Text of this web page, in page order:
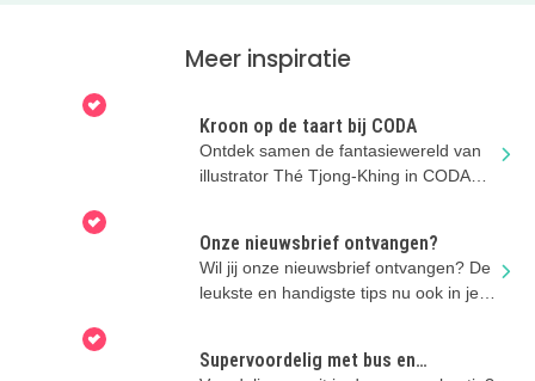
Meer inspiratie
Kroon op de taart bij CODA
Ontdek samen de fantasiewereld van
illustrator Thé Tjong-Khing in CODA
Onze nieuwsbrief ontvangen?
Wil jij onze nieuwsbrief ontvangen? De
leukste en handigste tips nu ook in je
Supervoordelig met bus en